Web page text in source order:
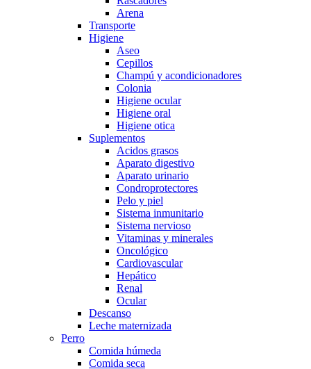
Arena
Transporte
Higiene
Aseo
Cepillos
Champú y acondicionadores
Colonia
Higiene ocular
Higiene oral
Higiene otica
Suplementos
Acidos grasos
Aparato digestivo
Aparato urinario
Condroprotectores
Pelo y piel
Sistema inmunitario
Sistema nervioso
Vitaminas y minerales
Oncológico
Cardiovascular
Hepático
Renal
Ocular
Descanso
Leche maternizada
Perro
Comida húmeda
Comida seca